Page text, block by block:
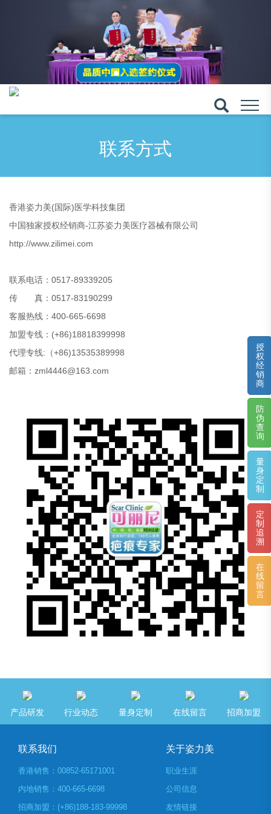
联系方式
香港姿力美(国际)医学科技集团
中国独家授权经销商-江苏姿力美医疗器械有限公司
http://www.zilimei.com
联系电话：0517-89339205
传 真：0517-83190299
客服热线：400-665-6698
加盟专线：(+86)18818399998
代理专线:（+86)13535389998
邮箱：zml4446@163.com
授
权
经
销
商
防
伪
查
询
量
身
定
制
定
制
追
溯
在
线
留
言
产品研发 行业动态 量身定制 在线留言 招商加盟
联系我们
香港销售：00852-65171001
内地销售：400-665-6698
招商加盟：(+86)188-183-99998
关于姿力美
职业生涯
公司信息
友情链接